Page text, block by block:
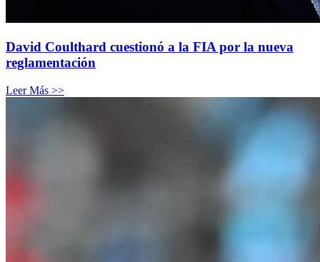
David Coulthard cuestionó a la FIA por la nueva
reglamentación
Leer Más >>